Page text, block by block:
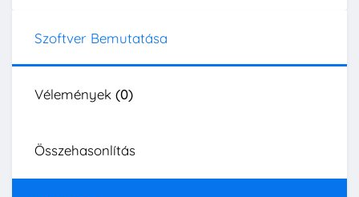
Szoftver Bemutatása
Vélemények (0)
Összehasonlítás